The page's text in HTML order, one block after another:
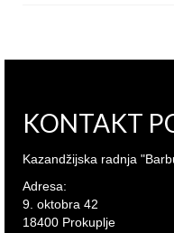
KONTAKT
Kazandžijska radnja
Adresa:
9. oktobra 42
18400 Prokuplje